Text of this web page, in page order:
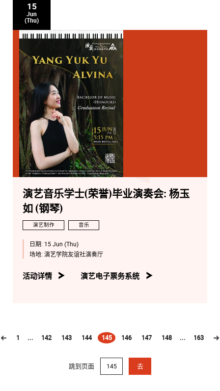
15
Jun
(Thu)
演艺音乐学士(荣誉)毕业演奏会: 杨玉
如 (钢琴)
演艺制作 音乐
日期: 15 Jun (Thu)
场地: 演艺学院友谊社演奏厅
活动详情 演艺电子票务系统
1 ... 142 143 144 145
(current)146 147 148 ... 163
跳到页面 去